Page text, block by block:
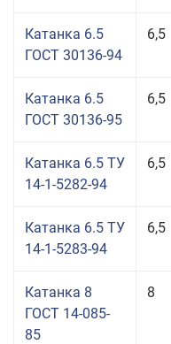
Катанка 6.5
ГОСТ 30136-94
6,5
Катанка 6.5
ГОСТ 30136-95
6,5
Катанка 6.5 ТУ
14-1-5282-94
6,5
Катанка 6.5 ТУ
14-1-5283-94
6,5
Катанка 8
ГОСТ 14-085-
85
8